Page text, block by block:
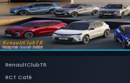
RenaultClubTR
RCT Café